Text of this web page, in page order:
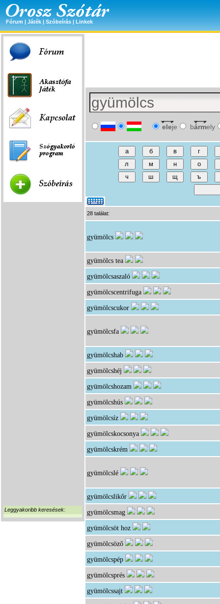
Fórum | Játék | Szóbeírás | Linkek
Leggyakoribb keresések:
eleje bármely
28 találat:
gyümölcs
gyümölcs tea
gyümölcsaszaló
gyümölcscentrifuga
gyümölcscukor
gyümölcsfa
gyümölcshab
gyümölcshéj
gyümölcshozam
gyümölcshús
gyümölcsíz
gyümölcskocsonya
gyümölcskrém
gyümölcslé
gyümölcslikőr
gyümölcsmag
gyümölcsöt hoz
gyümölcsöző
gyümölcspép
gyümölcsprés
gyümölcssajt